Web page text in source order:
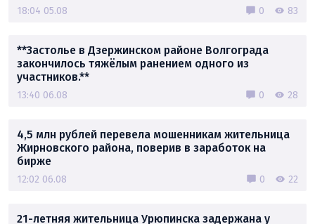
18:04 05.08 0 83
**Застолье в Дзержинском районе Волгограда
закончилось тяжёлым ранением одного из
участников.**
13:40 06.08 0 28
4,5 млн рублей перевела мошенникам жительница
Жирновского района, поверив в заработок на
бирже
12:02 06.08 0 22
21-летняя жительница Урюпинска задержана у